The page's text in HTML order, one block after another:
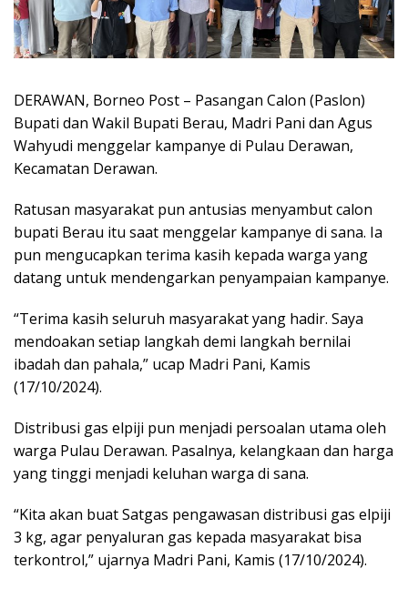
DERAWAN, Borneo Post – Pasangan Calon (Paslon)
Bupati dan Wakil Bupati Berau, Madri Pani dan Agus
Wahyudi menggelar kampanye di Pulau Derawan,
Kecamatan Derawan.
Ratusan masyarakat pun antusias menyambut calon
bupati Berau itu saat menggelar kampanye di sana. Ia
pun mengucapkan terima kasih kepada warga yang
datang untuk mendengarkan penyampaian kampanye.
“Terima kasih seluruh masyarakat yang hadir. Saya
mendoakan setiap langkah demi langkah bernilai
ibadah dan pahala,” ucap Madri Pani, Kamis
(17/10/2024).
Distribusi gas elpiji pun menjadi persoalan utama oleh
warga Pulau Derawan. Pasalnya, kelangkaan dan harga
yang tinggi menjadi keluhan warga di sana.
“Kita akan buat Satgas pengawasan distribusi gas elpiji
3 kg, agar penyaluran gas kepada masyarakat bisa
terkontrol,” ujarnya Madri Pani, Kamis (17/10/2024).